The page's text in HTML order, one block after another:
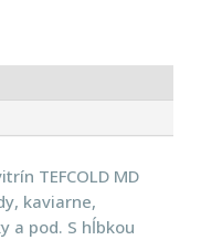
TEFCOLD MD
kaviarne,
a pod. S hĺbkou